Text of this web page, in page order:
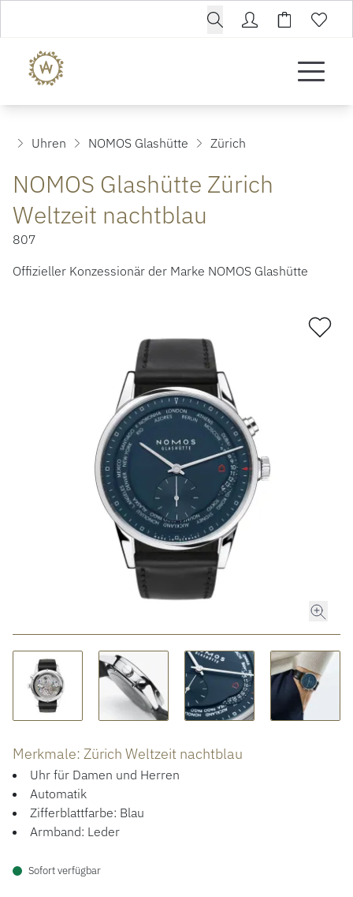
ROLEX CERTIFIED PRE-OWNED
LUXURY DEALS
HOCHZEIT
ACCESSOIRES
ÜBER UNS
Uhren NOMOS Glashütte Zürich
NOMOS Glashütte Zürich
Weltzeit nachtblau
807
Offizieller Konzessionär der Marke NOMOS Glashütte
Merkmale: Zürich Weltzeit nachtblau
Uhr für Damen und Herren
Automatik
Zifferblattfarbe: Blau
Armband: Leder
Sofort verfügbar